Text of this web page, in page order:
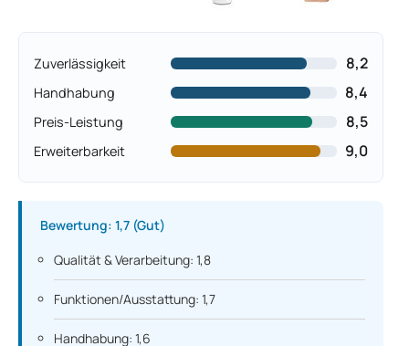
Zuverlässigkeit 8,2
Handhabung 8,4
Preis-Leistung 8,5
Erweiterbarkeit 9,0
Bewertung: 1,7 (Gut)
Qualität & Verarbeitung: 1,8
Funktionen/Ausstattung: 1,7
Handhabung: 1,6